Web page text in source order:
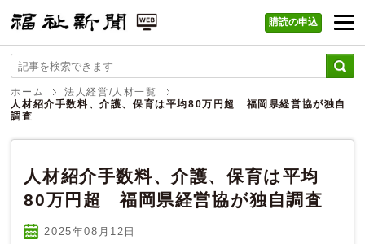
福祉新聞 WEB
購読の申込
ホーム
法人経営/人材一覧
人材紹介手数料、介護、保育は平均80万円超 福岡県経営協が独自
調査
人材紹介手数料、介護、保育は平均
80万円超 福岡県経営協が独自調査
2025年08 月 12 日